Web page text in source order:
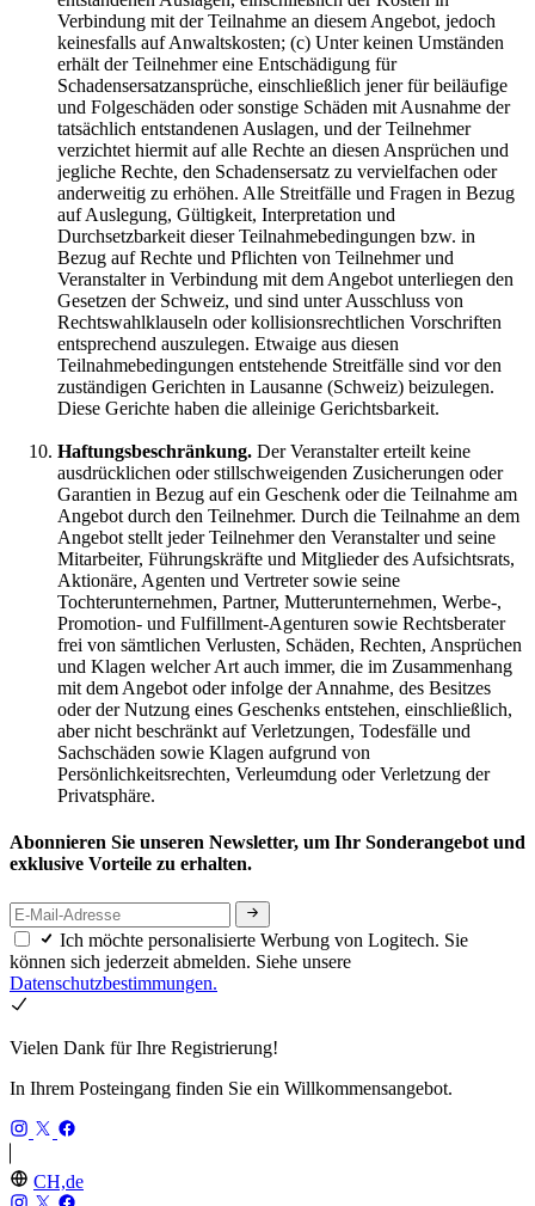
Verbindung mit der Teilnahme an diesem Angebot, jedoch
keinesfalls auf Anwaltskosten; (c) Unter keinen Umständen
erhält der Teilnehmer eine Entschädigung für
Schadensersatzansprüche, einschließlich jener für beiläufige
und Folgeschäden oder sonstige Schäden mit Ausnahme der
tatsächlich entstandenen Auslagen, und der Teilnehmer
verzichtet hiermit auf alle Rechte an diesen Ansprüchen und
jegliche Rechte, den Schadensersatz zu vervielfachen oder
anderweitig zu erhöhen. Alle Streitfälle und Fragen in Bezug
auf Auslegung, Gültigkeit, Interpretation und
Durchsetzbarkeit dieser Teilnahmebedingungen bzw. in
Bezug auf Rechte und Pflichten von Teilnehmer und
Veranstalter in Verbindung mit dem Angebot unterliegen den
Gesetzen der Schweiz, und sind unter Ausschluss von
Rechtswahlklauseln oder kollisionsrechtlichen Vorschriften
entsprechend auszulegen. Etwaige aus diesen
Teilnahmebedingungen entstehende Streitfälle sind vor den
zuständigen Gerichten in Lausanne (Schweiz) beizulegen.
Diese Gerichte haben die alleinige Gerichtsbarkeit.
Haftungsbeschränkung. Der Veranstalter erteilt keine
ausdrücklichen oder stillschweigenden Zusicherungen oder
Garantien in Bezug auf ein Geschenk oder die Teilnahme am
Angebot durch den Teilnehmer. Durch die Teilnahme an dem
Angebot stellt jeder Teilnehmer den Veranstalter und seine
Mitarbeiter, Führungskräfte und Mitglieder des Aufsichtsrats,
Aktionäre, Agenten und Vertreter sowie seine
Tochterunternehmen, Partner, Mutterunternehmen, Werbe-,
Promotion- und Fulfillment-Agenturen sowie Rechtsberater
frei von sämtlichen Verlusten, Schäden, Rechten, Ansprüchen
und Klagen welcher Art auch immer, die im Zusammenhang
mit dem Angebot oder infolge der Annahme, des Besitzes
oder der Nutzung eines Geschenks entstehen, einschließlich,
aber nicht beschränkt auf Verletzungen, Todesfälle und
Sachschäden sowie Klagen aufgrund von
Persönlichkeitsrechten, Verleumdung oder Verletzung der
Privatsphäre.
Abonnieren Sie unseren Newsletter, um Ihr Sonderangebot und
exklusive Vorteile zu erhalten.
Ich möchte personalisierte Werbung von Logitech. Sie
können sich jederzeit abmelden. Siehe unsere
Datenschutzbestimmungen.
Vielen Dank für Ihre Registrierung!
In Ihrem Posteingang finden Sie ein Willkommensangebot.
CH,de